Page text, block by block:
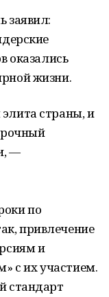
заявил:
оказались
жизни.
страны, и
—
по
привлечение
и
с их участием.
стандарт